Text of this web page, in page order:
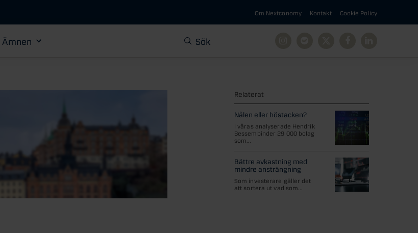
Om Nextconomy Kontakt Cookie Policy
Ämnen Sök
Relaterat
Nålen eller höstacken?
I våras analyserade Hendrik
Bessembinder 29 000 bolag
som...
Bättre avkastning med
mindre ansträngning
Som investerare gäller det
att sortera ut vad som...